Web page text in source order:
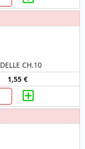
CH.10
1,55 €